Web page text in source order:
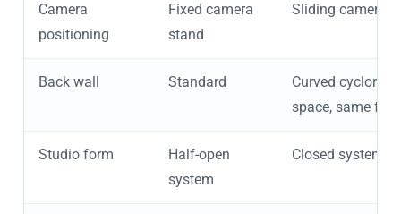
Camera
positioning
Fixed camera
stand
Sliding camera
Back wall Standard
Curved
space, same
Studio form
Half-open
system
Closed system